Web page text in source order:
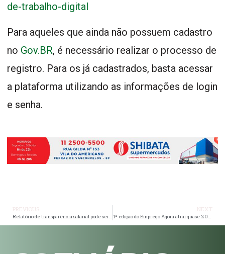
de-trabalho-digital
Para aqueles que ainda não possuem cadastro
no Gov.BR, é necessário realizar o processo de
registro. Para os já cadastrados, basta acessar
a plataforma utilizando as informações de login
e senha.
Relatório de transparência salarial pode ser feito a partir dessa segunda (22) 1ª edição do Emprego Agora atrai quase 200 candidatos na Prefeitura de Ferraz de Vasconcelos